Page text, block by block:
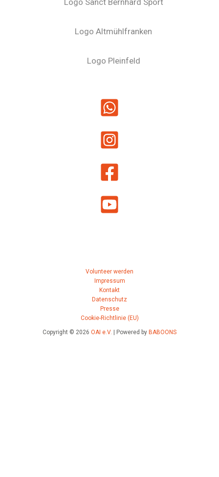
Volunteer werden
Impressum
Kontakt
Datenschutz
Presse
Cookie-Richtlinie (EU)
Copyright © 2026 OAI e.V. | Powered by BABOONS